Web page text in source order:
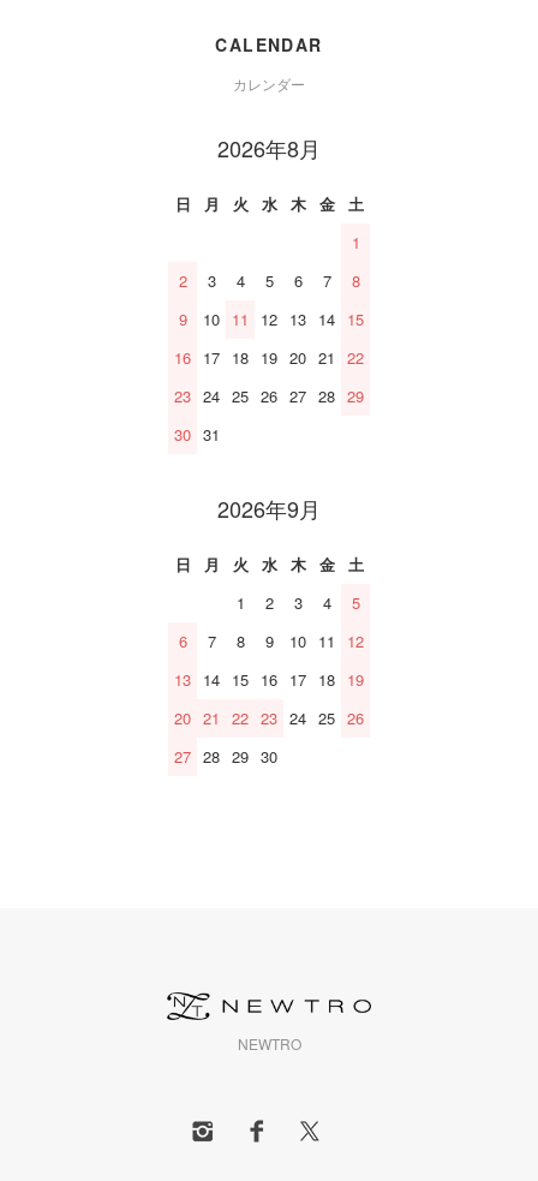
CALENDAR
カレンダー
2026年8月
日 月 火 水 木 金
土
1
2
3 4 5 6 7
8
9
10 11 12 13 14 15
16 17 18 19 20 21
22
23 24 25 26 27 28 29
30 31
2026年9月
日 月 火 水 木 金
土
1
2 3 4
5
6
7 8 9 10 11
12
13 14 15 16 17 18 19
20 21 22 23 24 25 26
27 28 29 30
NEWTRO